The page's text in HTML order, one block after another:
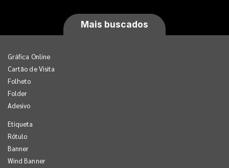
Mais buscados
Gráfica Online
Cartão de Visita
Folheto
Folder
Adesivo
Etiqueta
Rótulo
Banner
Wind Banner